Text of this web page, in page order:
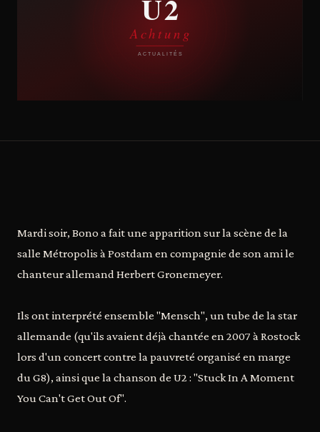
Mardi soir, Bono a fait une apparition sur la scène de la
salle Métropolis à Postdam en compagnie de son ami le
chanteur allemand Herbert Gronemeyer.
Ils ont interprété ensemble "Mensch", un tube de la star
allemande (qu'ils avaient déjà chantée en 2007 à Rostock
lors d'un concert contre la pauvreté organisé en marge
du G8), ainsi que la chanson de U2 : "Stuck In A Moment
You Can't Get Out Of".